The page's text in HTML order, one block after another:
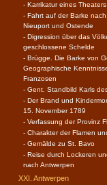
- Karrikatur eines Theaters
- Fahrt auf der Barke nach
Nieuport und Ostende
- Digression über das
geschlossene Schelde
- Brügge. Die Barke von
Geographische
Franzosen
- Gent. Standbild Karls
- Der Brand und
15. November 1789
- Verfassung der Provinz
- Charakter der Flamen
- Gemälde zu St. Bavo
- Reise durch Lockeren
nach Antwerpen
XXI. Antwerpen